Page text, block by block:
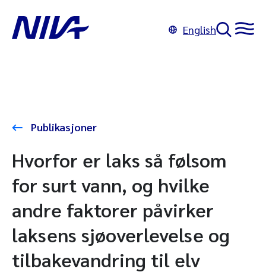
English
Publikasjoner
Hvorfor er laks så følsom
for surt vann, og hvilke
andre faktorer påvirker
laksens sjøoverlevelse og
tilbakevandring til elv